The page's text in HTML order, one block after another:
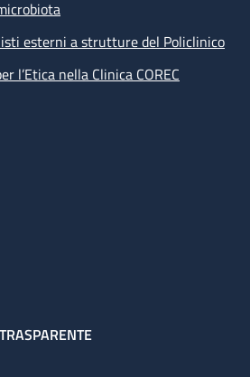
esterni a strutture del Policlinico
l’Etica nella Clinica COREC